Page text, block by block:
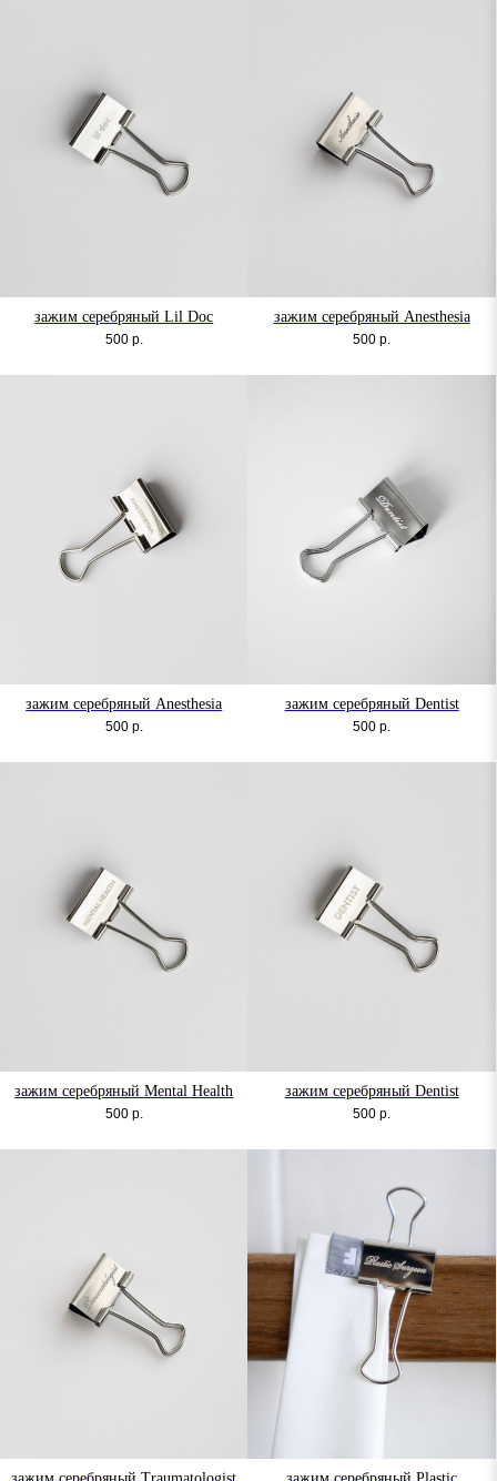
зажим серебряный Lil Doc
500 р.
зажим серебряный Anesthesia
500 р.
зажим серебряный Anesthesia
500 р.
зажим серебряный Dentist
500 р.
зажим серебряный Mental Health
500 р.
зажим серебряный Dentist
500 р.